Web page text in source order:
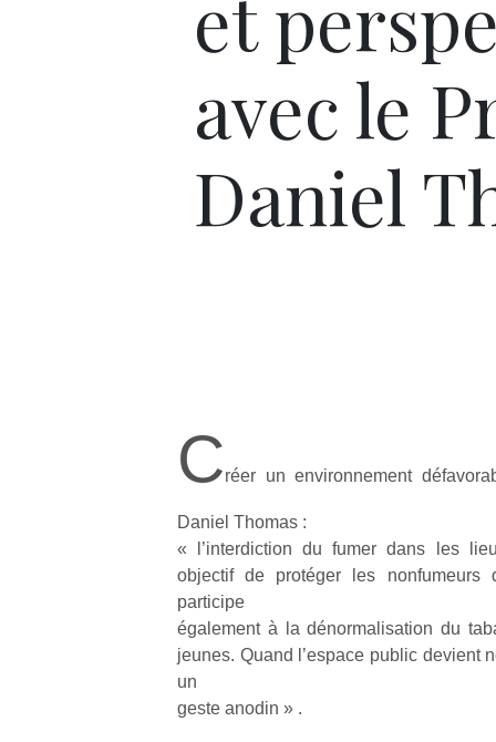
et
avec le
Daniel
Créer un environnement
Daniel Thomas :
« l’interdiction du fumer dans les
objectif de protéger les nonfumeurs
participe
également à la dénormalisation du
jeunes. Quand l’espace public devient
un
geste anodin » .